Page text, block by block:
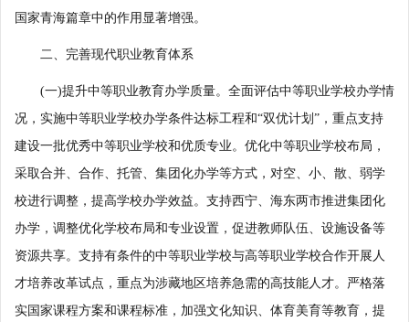
国家青海篇章中的作用显著增强。
二、完善现代职业教育体系
(一)提升中等职业教育办学质量。全面评估中等职业学校办学情
况，实施中等职业学校办学条件达标工程和“双优计划”，重点支持
建设一批优秀中等职业学校和优质专业。优化中等职业学校布局，
采取合并、合作、托管、集团化办学等方式，对空、小、散、弱学
校进行调整，提高学校办学效益。支持西宁、海东两市推进集团化
办学，调整优化学校布局和专业设置，促进教师队伍、设施设备等
资源共享。支持有条件的中等职业学校与高等职业学校合作开展人
才培养改革试点，重点为涉藏地区培养急需的高技能人才。严格落
实国家课程方案和课程标准，加强文化知识、体育美育等教育，提